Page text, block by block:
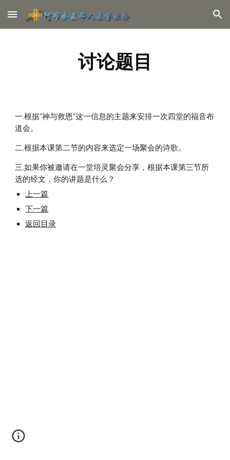
Skip to main content Skip to navigation
讨论题目
一.根据“神与救恩”这一信息的主题来安排一次四堂的福音布
道会。
二.根据本课第二节的内容来选定一场聚会的诗歌。
三.如果你被邀请在一堂培灵聚会分享，根据本课第三节所
选的经文，你的讲题是什么？
上一篇
下一篇
返回目录